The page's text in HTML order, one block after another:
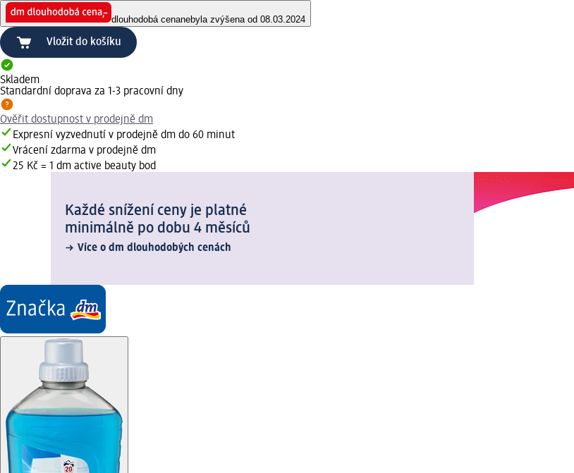
dlouhodobá cenanebyla zvýšena od 08.03.2024
Vložit do košíku
Skladem
Standardní doprava za 1-3 pracovní dny
Ověřit dostupnost v prodejně dm
Expresní vyzvednutí v prodejně dm do 60 minut
Vrácení zdarma v prodejně dm
25 Kč = 1 dm active beauty bod
Každé snížení ceny je platné
minimálně po dobu 4 měsíců
Více o dm dlouhodobých cenách